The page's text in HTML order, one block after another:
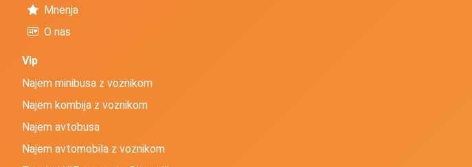
Mnenja
O nas
Vip
Najem minibusa z voznikom
Najem kombija z voznikom
Najem avtobusa
Najem avtomobila z voznikom